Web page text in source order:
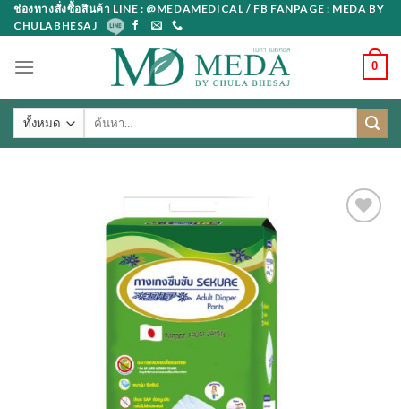
Skip
to
ช่องทางสั่งซื้อสินค้า LINE : @MEDAMEDICAL / FB FANPAGE : MEDA BY
CHULABHESAJ
0
ค้นหา: